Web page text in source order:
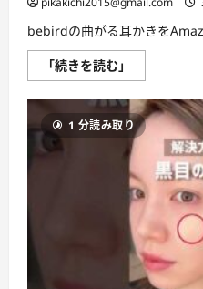
レ
シ
ピ
#
置
き
#
料
理
#
料
理
動
画
#
節
約
#
簡
単
bebirdの曲がる耳かきをAmaz
「続きを読む」
が
カ
メ
ラ
付
き
か
き
は
際
使
い
や
す
1 分読み取り